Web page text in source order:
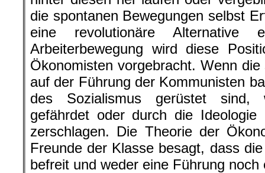
die spontanen Bewegungen selbst
eine revolutionäre Alternative
Arbeiterbewegung wird diese
Ökonomisten vorgebracht. Wenn
auf der Führung der Kommunisten
des Sozialismus gerüstet sind,
gefährdet oder durch die Ideologie
zerschlagen. Die Theorie der
Freunde der Klasse besagt, dass
befreit und weder eine Führung